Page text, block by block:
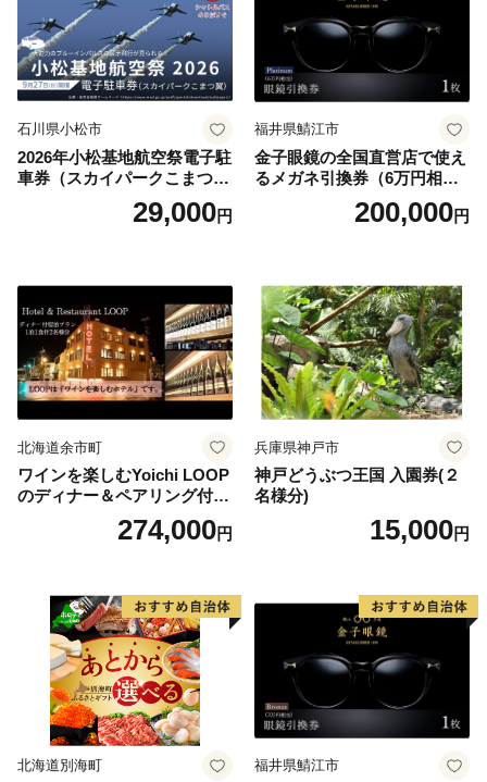
石川県小松市
2026年小松基地航空祭電子駐
車券（スカイパークこまつ
翼） 駐車場 シャトルバスの
りばすぐ 石川県 小松市
29,000円
福井県鯖江市
金子眼鏡の全国直営店で使え
るメガネ引換券（6万円相
当） Platinum200,000円
北海道余市町
ワインを楽しむYoichi LOOP
のディナー＆ペアリング付宿
泊プラン＜デラックスツイン
274,000円
兵庫県神戸市
神戸どうぶつ王国 入園券(２
名様分)
15,000円
北海道別海町 福井県鯖江市